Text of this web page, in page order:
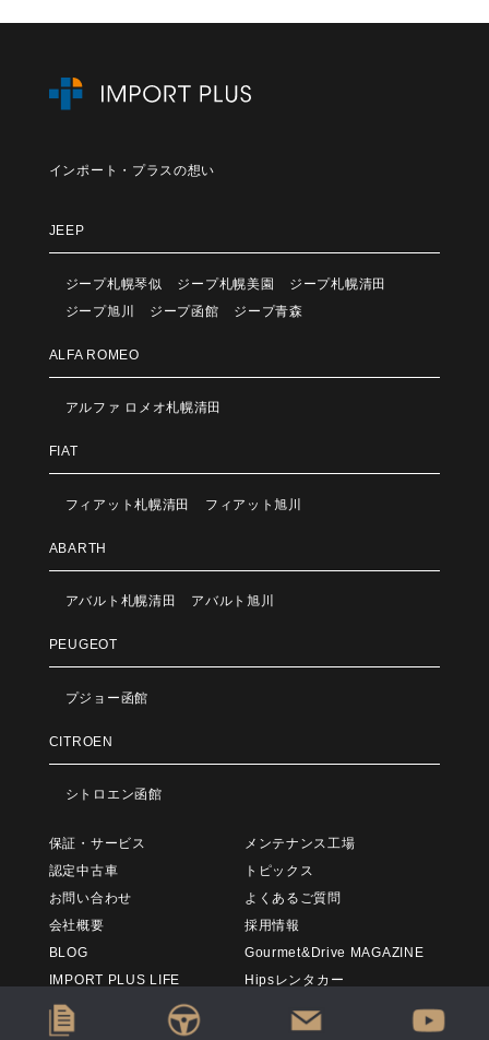
インポート・プラスの想い
JEEP
ジープ札幌琴似 ジープ札幌美園
ジープ札幌清田
ジープ旭川
ジープ函館 ジープ青森
ALFA ROMEO
アルファ ロメオ札幌清田
FIAT
フィアット札幌清田 フィアット旭川
ABARTH
アバルト札幌清田 アバルト旭川
PEUGEOT
プジョー函館
CITROEN
シトロエン函館
保証・サービス
メンテナンス工場
認定中古車
トピックス
お問い合わせ
よくあるご質問
会社概要
採用情報
BLOG
Gourmet&Drive MAGAZINE
IMPORT PLUS LIFE
Hipsレンタカー